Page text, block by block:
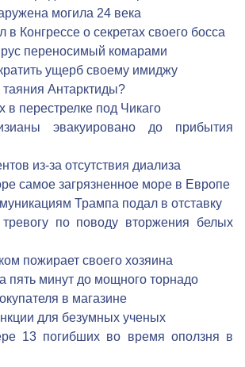
могила 24 века
в Конгрессе о секретах своего босса
переносимый комарами
ущерб своему имиджу
Антарктиды?
в перестрелке под Чикаго
эвакуировано до прибытия
из-за отсутствия диализа
самое загрязненное море в Европе
Трампа подал в отставку
тревогу по поводу вторжения белых
пожирает своего хозяина
пять минут до мощного торнадо
в магазине
для безумных ученых
13 погибших во время оползня в